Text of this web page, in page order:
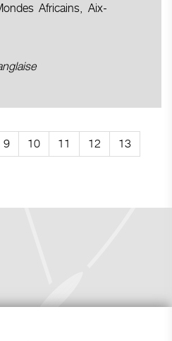
Africains, Aix-
9 10 11 12
13